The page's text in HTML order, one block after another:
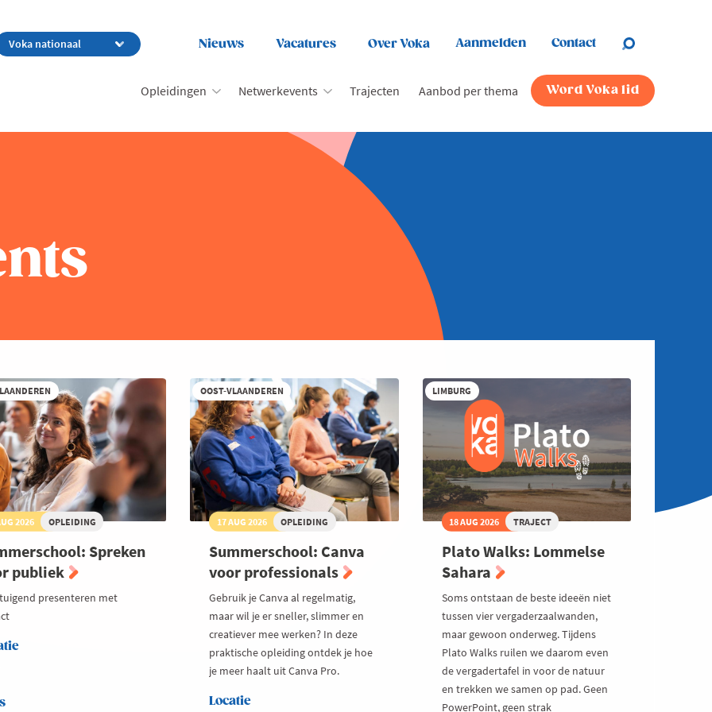
Nieuws Vacatures Over Voka Aanmelden Contact
Opleidingen Netwerkevents Trajecten Aanbod per thema Word Voka lid
2026 OPLEIDING
Spreken
publiek
presenteren met
OOST-VLAANDEREN
17 AUG 2026 OPLEIDING
Summerschool: Canva
voor professionals
Gebruik je Canva al regelmatig,
maar wil je er sneller, slimmer en
creatiever mee werken? In deze
praktische opleiding ontdek je hoe
je meer haalt uit Canva Pro.
Locatie
LIMBURG
18 AUG 2026 TRAJECT
Plato Walks: Lommelse
Sahara
Soms ontstaan de beste ideeën niet
tussen vier vergaderzaalwanden,
maar gewoon onderweg. Tijdens
Plato Walks ruilen we daarom even
de vergadertafel in voor de natuur
en trekken we samen op pad. Geen
PowerPoint, geen strak